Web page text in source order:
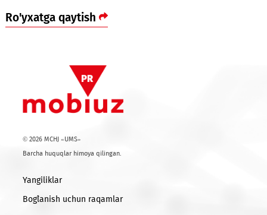
poydevor yaratayotganini ta’kidladi.
mustahkamlashda bundan buyon ham qo‘llab-quvvatlashga
tayyorligini bildirdi.
Ro'yxatga qaytish